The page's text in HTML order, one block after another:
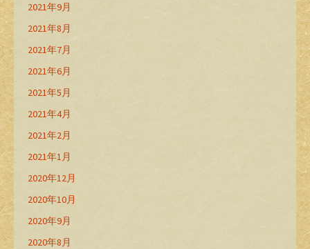
2021年9月
2021年8月
2021年7月
2021年6月
2021年5月
2021年4月
2021年2月
2021年1月
2020年12月
2020年10月
2020年9月
2020年8月